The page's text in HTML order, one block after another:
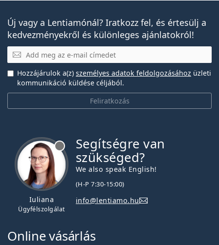
Kontaktlencsék
Új vagy a Lentiamónál? Iratkozz fel, és értesülj a
kedvezményekről és különleges ajánlatokról!
E-mail
Feliratkozás
Hozzájárulok a(z) személyes adatok feldolgozásához üzleti
kommunikáció küldése céljából.
Iuliana
Ügyfélszolgálat
Segítségre van
szükséged?
We also speak English!
(H-P 7:30-15:00)
info@lentiamo.hu
Online vásárlás